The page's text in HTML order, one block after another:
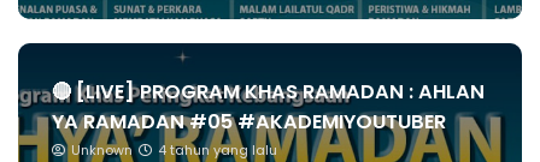
🔴 [LIVE] PROGRAM KHAS RAMADAN : AHLAN
YA RAMADAN #05 #AKADEMIYOUTUBER
Unknown 4 tahun yang lalu